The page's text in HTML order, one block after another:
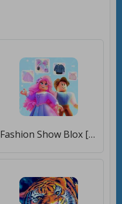
Fashion Show Blox [Мод меню]